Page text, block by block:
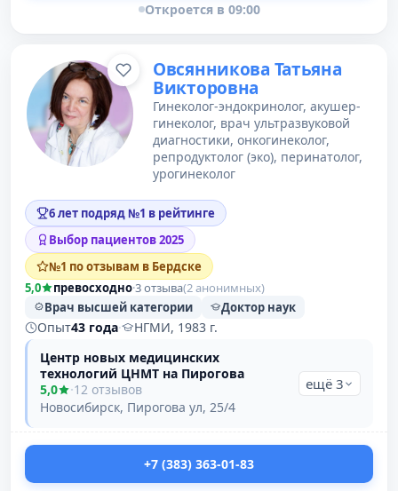
Откроется в 09:00
Овсянникова Татьяна
Викторовна
Гинеколог-эндокринолог, акушер-
гинеколог, врач ультразвуковой
диагностики, онкогинеколог,
репродуктолог (эко), перинатолог,
урогинеколог
6 лет подряд №1 в рейтинге
Выбор пациентов 2025
№1 по отзывам в Бердске
5,0
превосходно·3 отзыва(2 анонимных)
Врач высшей категории
Доктор наук
Опыт43 года·
НГМИ, 1983 г.
Центр новых медицинских
технологий ЦНМТ на Пирогова
5,0
·12 отзывов
Новосибирск, Пирогова ул, 25/4
ещё 3
+7 (383) 363-01-83